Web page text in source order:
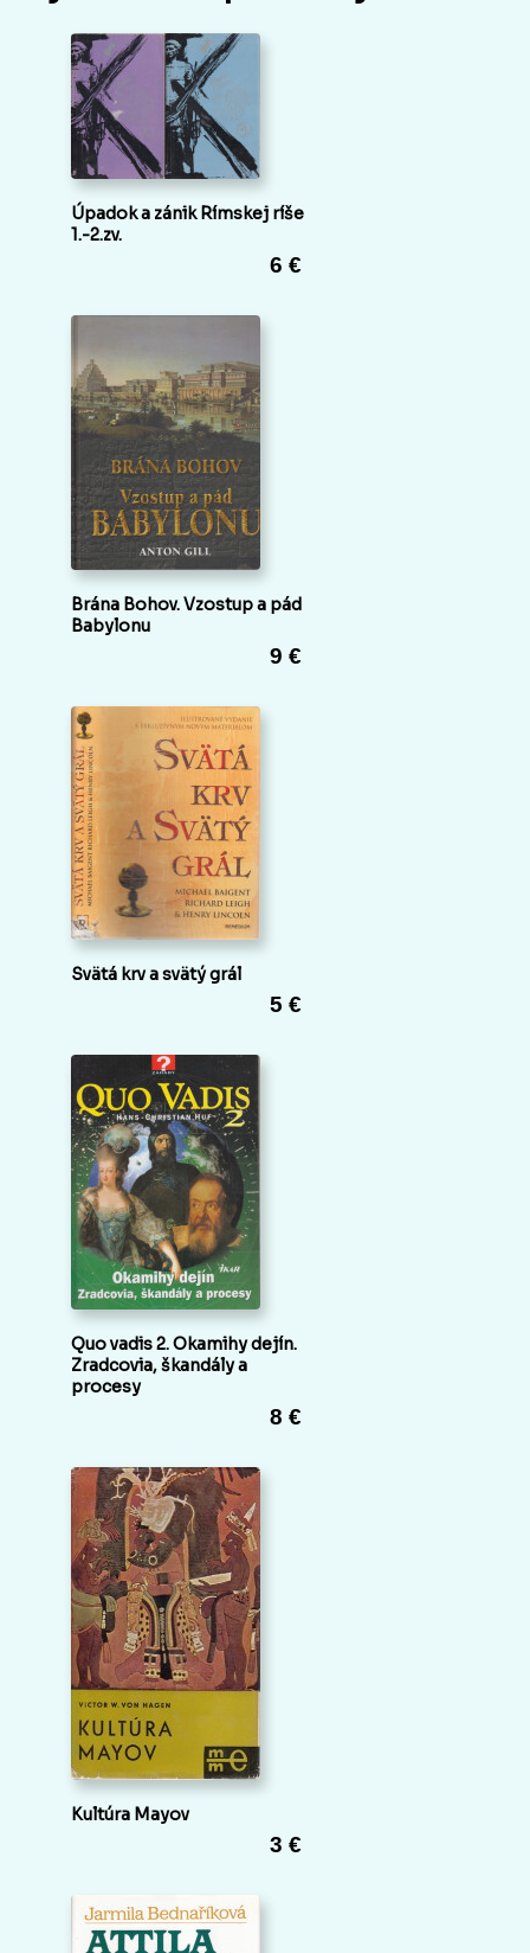
Úpadok a zánik Rímskej ríše
1.-2.zv.
6 €
Brána Bohov. Vzostup a pád
Babylonu
9 €
Svätá krv a svätý grál
5 €
Quo vadis 2. Okamihy dejín.
Zradcovia, škandály a
procesy
8 €
Kultúra Mayov
3 €